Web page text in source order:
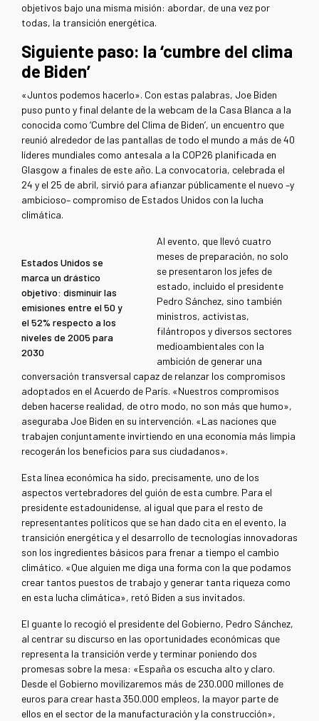
objetivos bajo una misma misión: abordar, de una vez por
todas, la transición energética.
Siguiente paso: la ‘cumbre del clima
de Biden’
«Juntos podemos hacerlo». Con estas palabras, Joe Biden
puso punto y final delante de la webcam de la Casa Blanca a la
conocida como ‘Cumbre del Clima de Biden’, un encuentro que
reunió alrededor de las pantallas de todo el mundo a más de 40
líderes mundiales como antesala a la COP26 planificada en
Glasgow a finales de este año. La convocatoria, celebrada el
24 y el 25 de abril, sirvió para afianzar públicamente el nuevo –y
ambicioso– compromiso de Estados Unidos con la lucha
climática.
Estados Unidos se
marca un drástico
objetivo: disminuir las
emisiones entre el 50 y
el 52% respecto a los
niveles de 2005 para
2030
Al evento, que llevó cuatro
meses de preparación, no solo
se presentaron los jefes de
estado, incluido el presidente
Pedro Sánchez, sino también
ministros, activistas,
filántropos y diversos sectores
medioambientales con la
ambición de generar una
conversación transversal capaz de relanzar los compromisos
adoptados en el Acuerdo de París. «Nuestros compromisos
deben hacerse realidad, de otro modo, no son más que humo»,
aseguraba Joe Biden en su intervención. «Las naciones que
trabajen conjuntamente invirtiendo en una economía más limpia
recogerán los beneficios para sus ciudadanos».
Esta línea económica ha sido, precisamente, uno de los
aspectos vertebradores del guión de esta cumbre. Para el
presidente estadounidense, al igual que para el resto de
representantes políticos que se han dado cita en el evento, la
transición energética y el desarrollo de tecnologías innovadoras
son los ingredientes básicos para frenar a tiempo el cambio
climático. «Que alguien me diga una forma con la que podamos
crear tantos puestos de trabajo y generar tanta riqueza como
en esta lucha climática», retó Biden a sus invitados.
El guante lo recogió el presidente del Gobierno, Pedro Sánchez,
al centrar su discurso en las oportunidades económicas que
representa la transición verde y terminar poniendo dos
promesas sobre la mesa: «España os escucha alto y claro.
Desde el Gobierno movilizaremos más de 230.000 millones de
euros para crear hasta 350.000 empleos, la mayor parte de
ellos en el sector de la manufacturación y la construcción»,